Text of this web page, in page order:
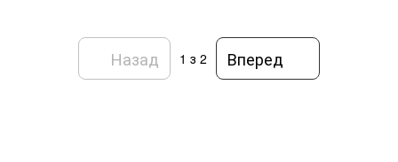
Назад 1 з 2 Вперед